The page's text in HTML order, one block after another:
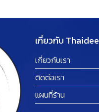
เกี่ยวกับ Thaidee
เกี่ยวกับเรา
ติดต่อเรา
แผนที่ร้าน